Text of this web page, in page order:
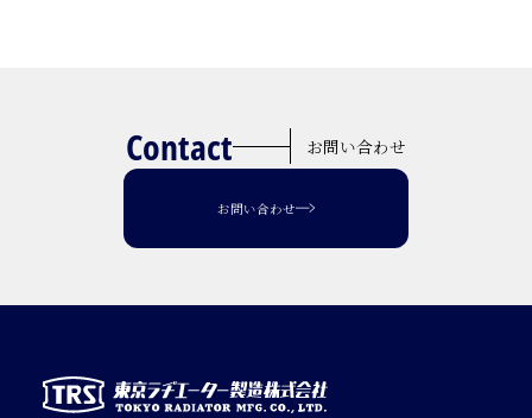
Contact お問い合わせ
お問い合わせ